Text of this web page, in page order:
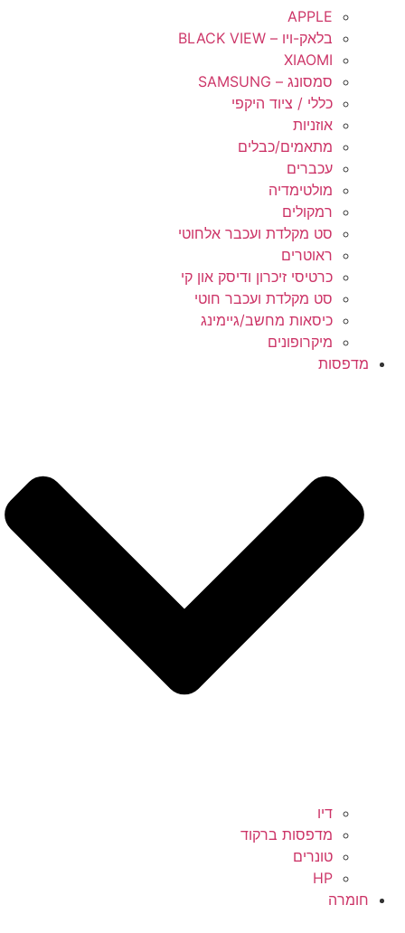
APPLE
בלאק-ויו – BLACK VIEW
XIAOMI
סמסונג – SAMSUNG
כללי / ציוד היקפי
אוזניות
מתאמים/כבלים
עכברים
מולטימדיה
רמקולים
סט מקלדת ועכבר אלחוטי
ראוטרים
כרטיסי זיכרון ודיסק און קי
סט מקלדת ועכבר חוטי
כיסאות מחשב/גיימינג
מיקרופונים
מדפסות
דיו
מדפסות ברקוד
טונרים
HP
חומרה